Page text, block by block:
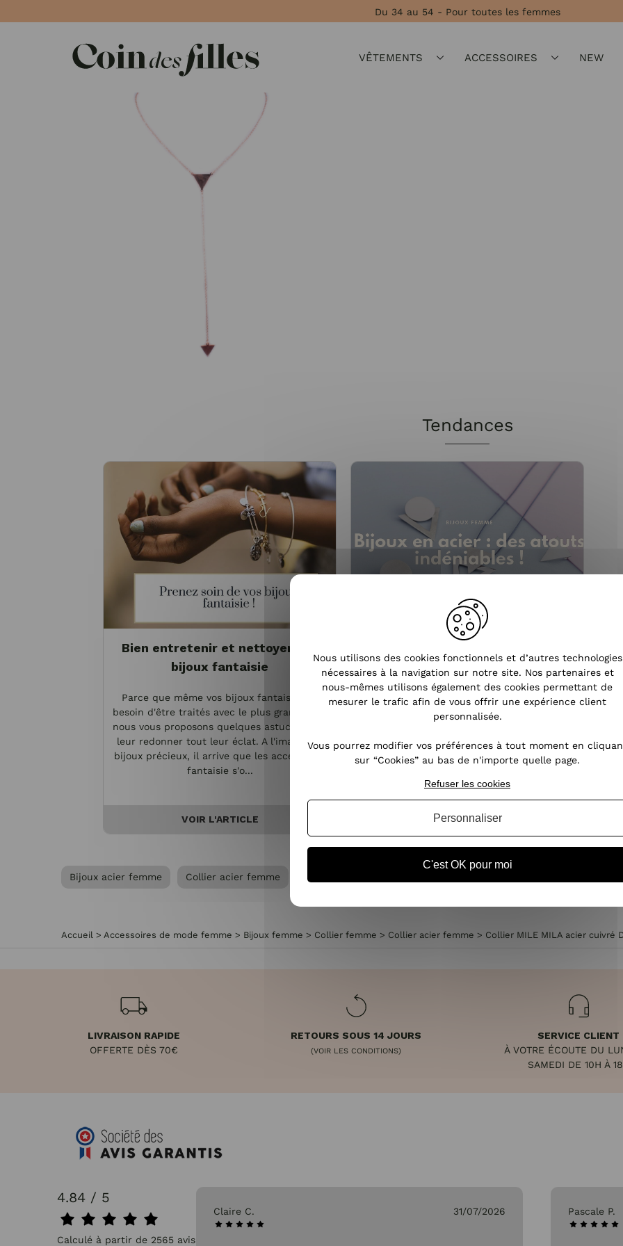
Du 34 au 54 - Pour toutes les femmes
VÊTEMENTS ACCESSOIRES NEW
Tendances
Bien entretenir et nettoyer vos
bijoux fantaisie
Parce que même vos bijoux fantaisie ont
besoin d'être traités avec le plus grand soin,
nous vous proposons quelques astuces pour
leur redonner tout leur éclat. A l'image des
bijoux précieux, il arrive que les accessoires
fantaisie s'o...
VOIR L'ARTICLE
acier ?
Les bijoux fantaisie font fureur. L'acier est
notamment prisé pour la réalisation de
atouts indéniables permettant aux bijoux de
perdurer dans le temps. Quels sont les
VOIR L'ARTICLE
Bijoux acier femme Collier acier femme
Accueil > Accessoires de mode femme > Bijoux femme > Collier femme > Collier acier femme > Collier MILE MILA acier cuivré
LIVRAISON RAPIDE
OFFERTE DÈS 70€
RETOURS SOUS 14 JOURS
(VOIR LES CONDITIONS)
SERVICE CLIENT
À VOTRE ÉCOUTE DU
SAMEDI DE 10H À
4.84 / 5
Calculé à partir de 2565 avis.
31/07/2026 Claire C. 31/07/2026 Pascale P.
Nous utilisons des cookies fonctionnels et d’autres technologies
nécessaires à la navigation sur notre site. Nos partenaires et
nous-mêmes utilisons également des cookies permettant de
mesurer le trafic afin de vous offrir une expérience client
personnalisée.
Vous pourrez modifier vos préférences à tout moment en
sur “Cookies” au bas de n'importe quelle page.
C'est OK pour moi
Refuser les cookies
Personnaliser